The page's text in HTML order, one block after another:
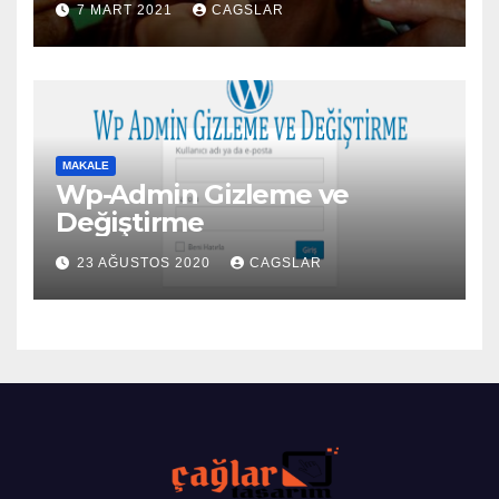
7 MART 2021 CAGSLAR
MAKALE
Wp-Admin Gizleme ve
Değiştirme
23 AĞUSTOS 2020 CAGSLAR